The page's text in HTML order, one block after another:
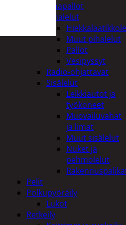
Ilmapallot
Pihalelut
Muut pihalelut
Pallot
Vesipyssyt
Radio-ohjattavat
Sisälelut
Leikkiautot ja
työkoneet
Muovailuvahat
ja limat
Muut sisälelut
Nuket ja
pehmolelut
Pelit
Polkupyöräily
Lukot
Retkeily